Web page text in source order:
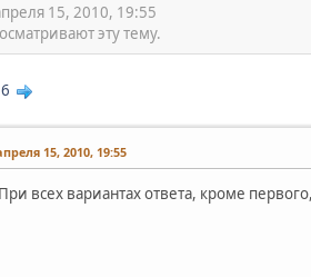
15, 2010, 19:55
эту тему.
6
15, 2010, 19:55
При всех вариантах ответа, кроме